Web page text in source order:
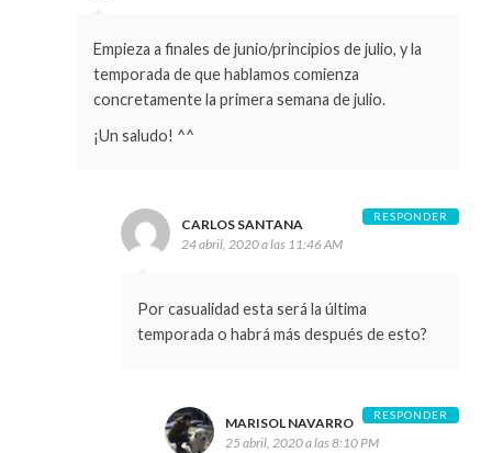
Empieza a finales de junio/principios de julio, y la
temporada de que hablamos comienza
concretamente la primera semana de julio.
¡Un saludo! ^^
CARLOS SANTANA
24 abril, 2020 a las 11:46 AM
Por casualidad esta será la última
temporada o habrá más después de esto?
RESPONDER
MARISOL NAVARRO
25 abril, 2020 a las 8:10 PM
RESPONDER